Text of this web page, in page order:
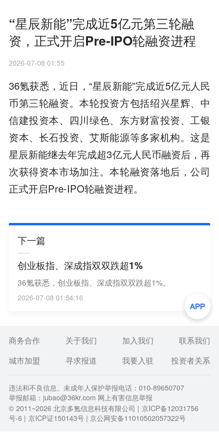
“星辰新能”完成近5亿元第三轮融
资，正式开启Pre-IPO轮融资进程
2026-07-08 01:55
36氪获悉，近日，“星辰新能”完成近5亿元人民
币第三轮融资。本轮投资方包括绍兴星辉、中
信建投资本、四川绿色、东方财富投资、工银
资本、长石投资、艾斯能源等多家机构。这是
星辰新能继去年完成超3亿元人民币融资后，再
次获得资本市场加注。本轮融资落地后，公司
正式开启Pre-IPO轮融资进程。
下一篇
创业板指、深成指双双跌超1%
36氪获悉，创业板指、深成指双双跌超1%。
2026-07-08 01:54:16
商务合作 关于我们 加入我们
联系我们
城市加盟
寻求报道 我要入驻 投资者关系
违法和不良信息、未成年人保护举报电话：010-89650707
举报邮箱：jubao@36kr.com 网上有害信息举报
© 2011~2026北京多氪信息科技有限公司 | 京ICP备12031756
号-6 | 京ICP证150143号 | 京公网安备11010502057322号